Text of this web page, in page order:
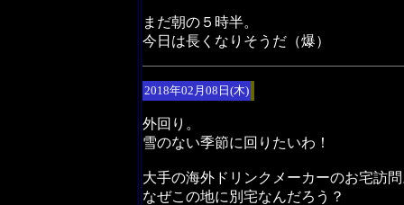
まだ朝の５時半。
今日は長くなりそうだ（爆）
2018年02月08日(木)
外回り。
雪のない季節に回りたいわ！
大手の海外ドリンクメーカーのお宅訪
なぜこの地に別宅なんだろう？